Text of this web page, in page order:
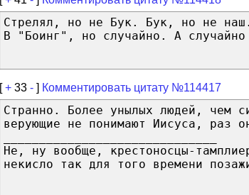
Стрелял, но не Бук. Бук, но не
В "Боинг", но случайно. А случайно
[+ 33 - ] Комментировать цитату №114417
Странно. Более унылых людей, чем
верующие не понимают Иисуса, раз
Не, ну вообще, крестоносцы-
некисло так для того времени